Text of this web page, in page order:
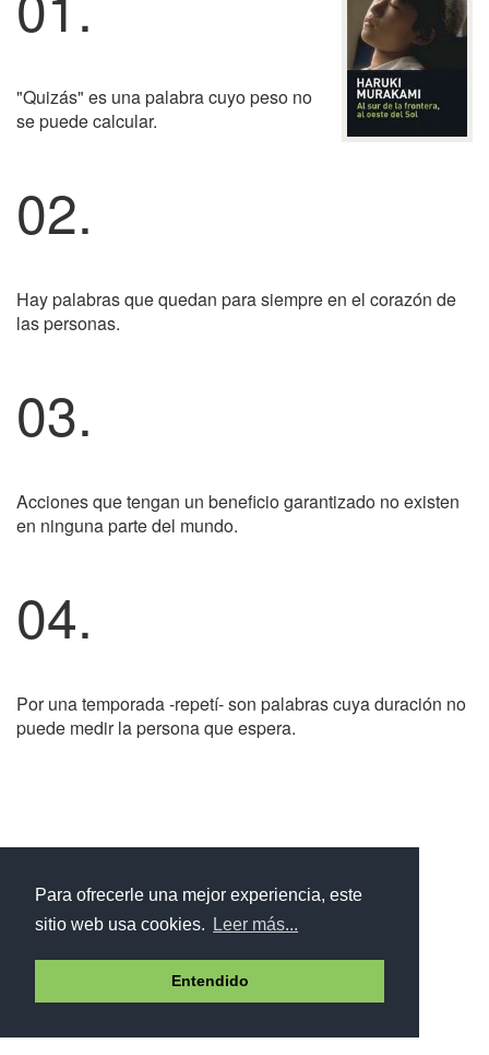
Para ofrecerle una mejor experiencia, este
sitio web usa cookies.
Leer más...
Entendido
"Quizás" es una palabra cuyo peso no
se puede calcular.
02.
Hay palabras que quedan para siempre en el corazón de
las personas.
03.
Acciones que tengan un beneficio garantizado no existen
en ninguna parte del mundo.
04.
Por una temporada -repetí- son palabras cuya duración no
puede medir la persona que espera.